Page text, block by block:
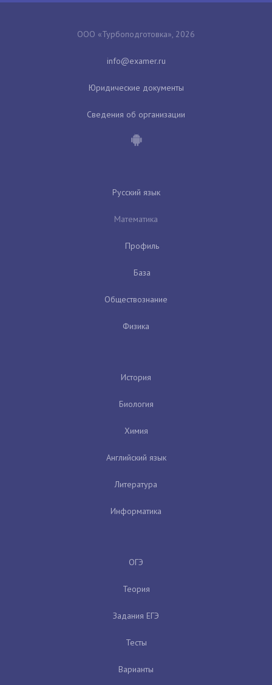
ООО «Турбоподготовка», 2026
Юридические документы
Сведения об организации
Русский язык
Математика
Профиль
База
Обществознание
Физика
История
Биология
Химия
Английский язык
Литература
Информатика
ОГЭ
Теория
Задания ЕГЭ
Тесты
Варианты